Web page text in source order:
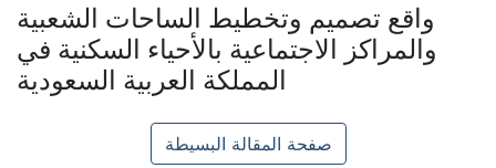
تصفح المنشورات
الإحصائيات
واقع تصميم وتخطيط الساحات الشعبية
والمراكز الاجتماعية بالأحياء السكنية في
المملكة العربية السعودية
صفحة المقالة البسيطة